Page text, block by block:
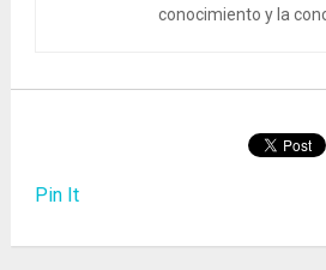
conocimiento y la
Pin It